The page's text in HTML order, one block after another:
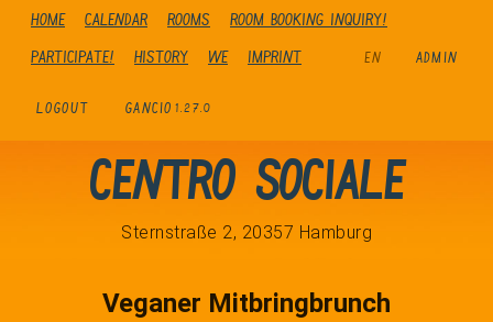
Home Calendar Rooms
Room booking inquiry!
Participate!
history We Imprint EN ADMIN
LOGOUT GANCIO 1.27.0
Centro Sociale
Sternstraße 2, 20357 Hamburg
Veganer Mitbringbrunch